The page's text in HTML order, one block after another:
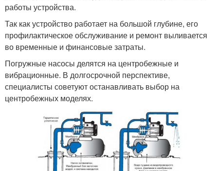
работы устройства.
Так как устройство работает на большой глубине, его
профилактическое обслуживание и ремонт выливается
во временные и финансовые затраты.
Погружные насосы делятся на центробежные и
вибрационные. В долгосрочной перспективе,
специалисты советуют останавливать выбор на
центробежных моделях.